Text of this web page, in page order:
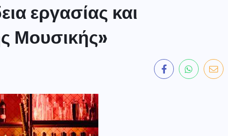
εργασίας και
Μουσικής»